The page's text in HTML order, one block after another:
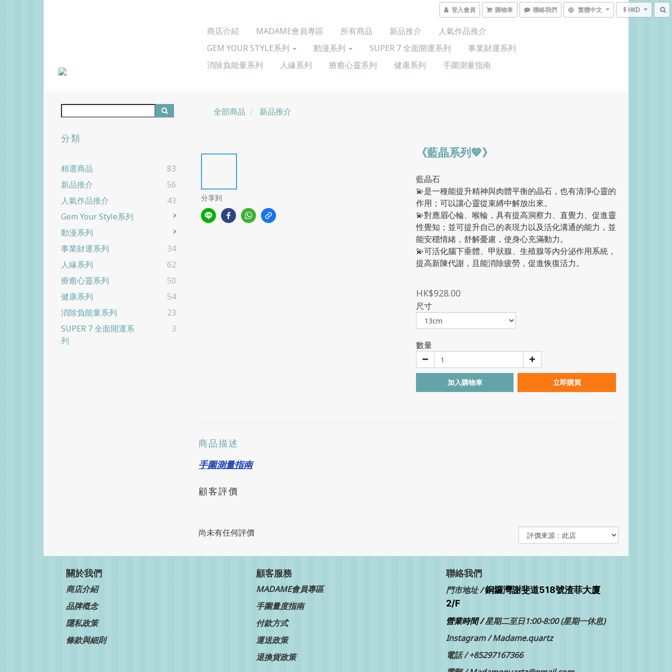
登入會員 購物車 聯絡我們 繁體中文 $ HKD
商店介紹 MADAME會員專區 所有商品 新品推介
人氣作品推介
GEM YOUR STYLE系列
動漫系列 SUPER 7 全面開運系列
事業財運系列
消除負能量系列
人緣系列 療癒心靈系列 健康系列 手圍測量指南
分類
精選商品
83
新品推介
56
人氣作品推介
43
Gem Your Style系列
動漫系列
事業財運系列
34
人緣系列
62
療癒心靈系列
50
健康系列
54
消除負能量系列
23
SUPER 7 全面開運系
列
3
全部商品 新品推介
分享到
《藍晶系列💙》
藍晶石
💫是一種能提升精神與肉體平衡的晶石，也有清淨心靈的
作用；可以讓心靈從束縛中解放出來。
💫對應眉心輪、喉輪，具有提高洞察力、直覺力、促進靈
性覺知；並可提升自己的表現力以及活化溝通的能力，並
能安穩情緒，舒解憂慮，使身心充滿動力。
💫可活化腦下垂體、甲狀腺、生殖腺等內分泌作用系統，
提高新陳代謝，且能消除疲勞，促進恢復活力。
HK$928.00
尺寸
數量
加入購物車 立即購買
商品描述
手圍測量指南
顧客評價
尚未有任何評價
關於我們
商店介紹
品牌槪念
隱私政策
條款與細則
顧客服務
MADAME會員專區
手圍量度指南
付款方式
運送政策
退換貨政策
聯絡我們
門市地址 /銅鑼灣謝斐道518號渣菲大廈
2/F
營業時間 /星期二至日1:00-8:00 (星期一休息)
Instagram /Madame.quartz
電話 /+85297167366